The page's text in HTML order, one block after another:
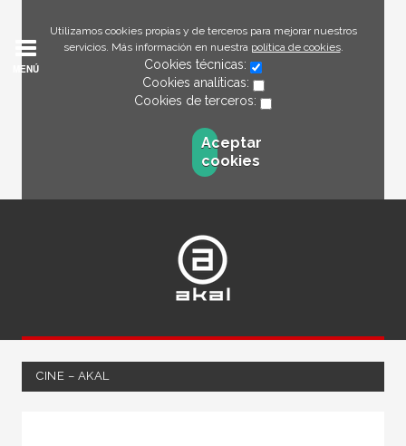
Utilizamos cookies propias y de terceros para mejorar nuestros
servicios. Más información en nuestra política de cookies.
Cookies técnicas:
Cookies analíticas:
Cookies de terceros:
Aceptar
cookies
MENÚ
CINE – AKAL